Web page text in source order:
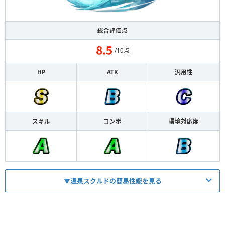
総合評価点
/10点
HP ATK 汎用性
スキル コンボ 環境対応度
▼温泉スクルドの簡易性能を見る